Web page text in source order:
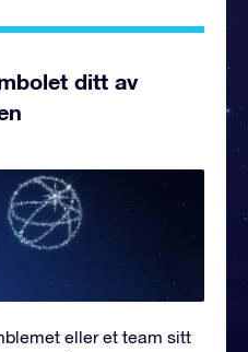
ditt av
eller et team sitt